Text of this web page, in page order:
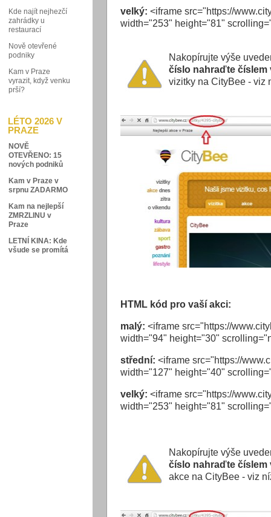
Kde najít nejhezčí
zahrádky u
restaurací
Nově otevřené
podniky
Kam v Praze
vyrazit, když venku
prší?
LÉTO 2026 V
PRAZE
NOVĚ
OTEVŘENO: 15
nových podniků
Kam v Praze v
srpnu ZADARMO
Kam na nejlepší
ZMRZLINU v
Praze
LETNÍ KINA: Kde
všude se promítá
velký: <iframe src="https://
width="253" height="81"
Nakopírujte výše
číslo nahraďte číslem
vizitky na CityBee - viz
HTML kód pro vaší akci:
malý: <iframe src="https://
width="94" height="30"
střední: <iframe src="https://
width="127" height="40"
velký: <iframe src="https://
width="253" height="81"
Nakopírujte výše
číslo nahraďte číslem
akce na CityBee - viz